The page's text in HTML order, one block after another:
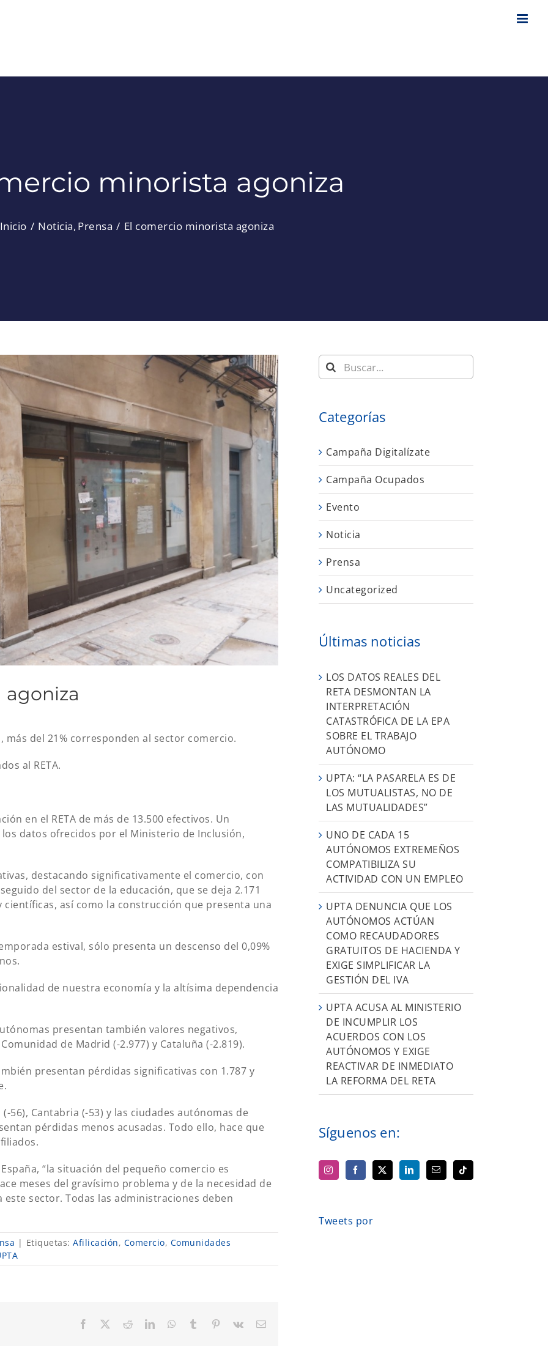
minorista agoniza
Inicio Noticia Prensa El comercio minorista agoniza
más del 21% corresponden al sector comercio.
al RETA.
en el RETA de más de 13.500 efectivos. Un
datos ofrecidos por el Ministerio de Inclusión,
destacando significativamente el comercio, con
del sector de la educación, que se deja 2.171
así como la construcción que presenta una
estival, sólo presenta un descenso del 0,09%
de nuestra economía y la altísima dependencia
presentan también valores negativos,
de Madrid (-2.977) y Cataluña (-2.819).
presentan pérdidas significativas con 1.787 y
56), Cantabria (-53) y las ciudades autónomas de
pérdidas menos acusadas. Todo ello, hace que
“la situación del pequeño comercio es
meses del gravísimo problema y de la necesidad de
sector. Todas las administraciones deben
| Etiquetas: Afilicación, Comercio, Comunidades
Facebook RedditLinkedInWhatsApp
Tumblr Pinterest
Vk
Correo
Buscar:
Categorías
Campaña Digitalízate
Campaña Ocupados
Evento
Noticia
Prensa
Uncategorized
Últimas noticias
LOS DATOS REALES DEL
RETA DESMONTAN LA
INTERPRETACIÓN
CATASTRÓFICA DE LA EPA
SOBRE EL TRABAJO
AUTÓNOMO
UPTA: “LA PASARELA ES DE
LOS MUTUALISTAS, NO DE
LAS MUTUALIDADES”
UNO DE CADA 15
AUTÓNOMOS EXTREMEÑOS
COMPATIBILIZA SU
ACTIVIDAD CON UN EMPLEO
UPTA DENUNCIA QUE LOS
AUTÓNOMOS ACTÚAN
COMO RECAUDADORES
GRATUITOS DE HACIENDA Y
EXIGE SIMPLIFICAR LA
GESTIÓN DEL IVA
UPTA ACUSA AL MINISTERIO
DE INCUMPLIR LOS
ACUERDOS CON LOS
AUTÓNOMOS Y EXIGE
REACTIVAR DE INMEDIATO
LA REFORMA DEL RETA
Síguenos en:
Tweets por